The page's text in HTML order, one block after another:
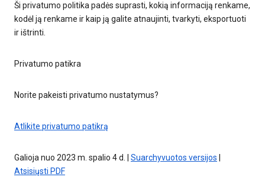
Ši privatumo politika padės suprasti, kokią informaciją renkame,
kodėl ją renkame ir kaip ją galite atnaujinti, tvarkyti, eksportuoti
ir ištrinti.
Privatumo patikra
Norite pakeisti privatumo nustatymus?
Atlikite privatumo patikrą
Galioja nuo 2023 m. spalio 4 d. | Suarchyvuotos versijos
Atsisiųsti PDF